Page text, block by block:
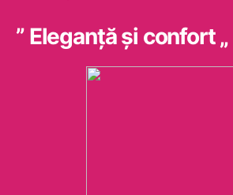
” Eleganţă şi confort „